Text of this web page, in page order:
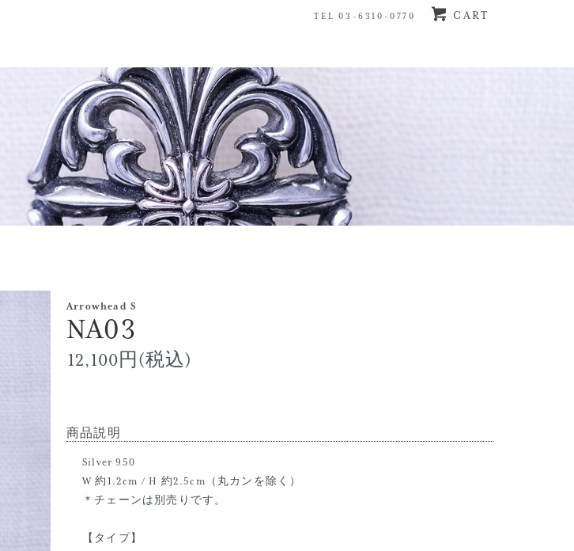
TEL 03-6310-0770 CART
Arrowhead S
NA03
12,100円(税込)
商品説明
Silver 950
W 約1.2cm / H 約2.5cm（丸カンを除く）
＊チェーンは別売りです。
【タイプ】